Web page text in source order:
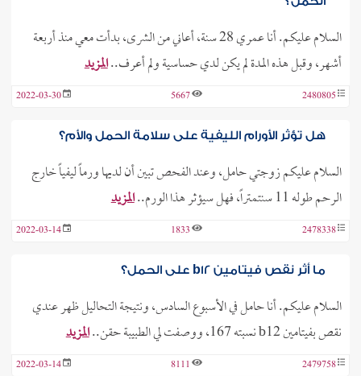
السلام عليكم. أنا عمري 28 سنة، أعاني من الشرى، بدأت معي منذ أربعة
أشهر، وقبل هذه المدة لم يكن لدي حساسية ولم أعرف..المزيد
2480805
5667
2022-03-30
هل تؤثر الأورام الليفية على سلامة الحمل والأم؟
السلام عليكم زوجتي حامل، وعند الفحص تبين أن لديها ورماً ليفياً خارج
الرحم طوله 11 سنتمتراً، فهل سيؤثر هذا الورم..
المزيد
2478338
1833
2022-03-14
ما أثر نقص فيتامين b12 على الحمل؟
السلام عليكم. أنا حامل في الأسبوع السادس، ونتيجة التحاليل ظهر عندي
نقص بفيتامين b12 نسبته 167، ووصفت لي الطبيبة حقن..
المزيد
2479758
8111
2022-03-14